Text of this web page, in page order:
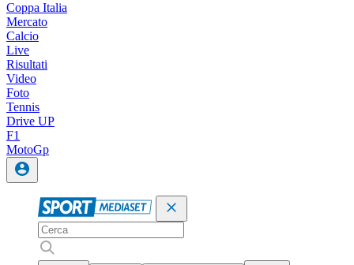
Coppa Italia
Mercato
Calcio
Live
Risultati
Video
Foto
Tennis
Drive UP
F1
MotoGp